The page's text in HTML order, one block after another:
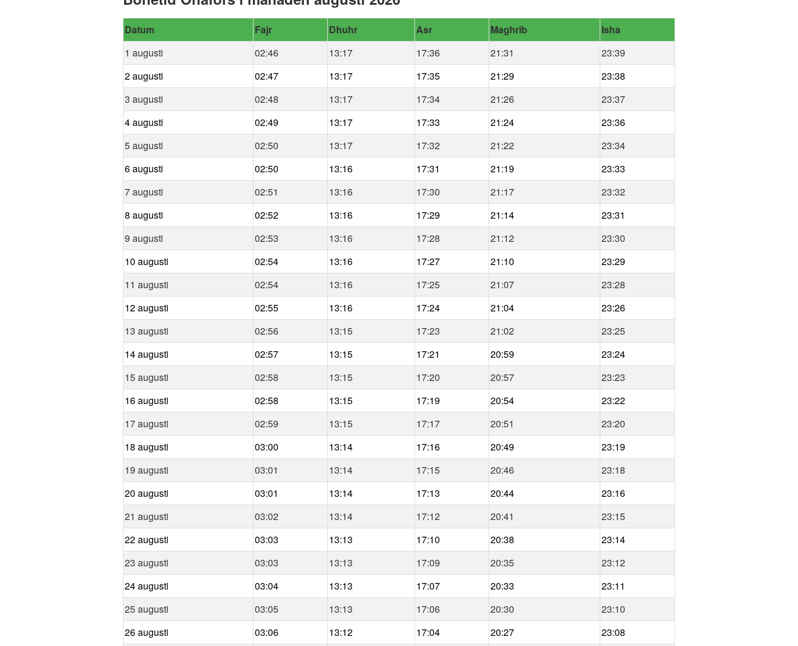
Datum Fajr Dhuhr Asr Maghrib
Isha
1 augusti
02:46 13:17 17:36 21:31
23:39
2 augusti
02:47 13:17 17:35 21:29
23:38
3 augusti
02:48 13:17 17:34 21:26
23:37
4 augusti
02:49 13:17 17:33 21:24
23:36
5 augusti
02:50 13:17 17:32 21:22
23:34
6 augusti
02:50 13:16 17:31 21:19
23:33
7 augusti
02:51 13:16 17:30 21:17
23:32
8 augusti
02:52 13:16 17:29 21:14
23:31
9 augusti
02:53 13:16 17:28 21:12
23:30
10 augusti
02:54 13:16 17:27 21:10
23:29
11 augusti
02:54 13:16 17:25 21:07
23:28
12 augusti
02:55 13:16 17:24 21:04
23:26
13 augusti
02:56 13:15 17:23 21:02
23:25
14 augusti
02:57 13:15 17:21 20:59
23:24
15 augusti
02:58 13:15 17:20 20:57
23:23
16 augusti
02:58 13:15 17:19 20:54
23:22
17 augusti
02:59 13:15 17:17 20:51
23:20
18 augusti
03:00 13:14 17:16 20:49
23:19
19 augusti
03:01 13:14 17:15 20:46
23:18
20 augusti
03:01 13:14 17:13 20:44
23:16
21 augusti
03:02 13:14 17:12 20:41
23:15
22 augusti
03:03 13:13 17:10 20:38
23:14
23 augusti
03:03 13:13 17:09 20:35
23:12
24 augusti
03:04 13:13 17:07 20:33
23:11
25 augusti
03:05 13:13 17:06 20:30
23:10
26 augusti
03:06 13:12 17:04 20:27
23:08